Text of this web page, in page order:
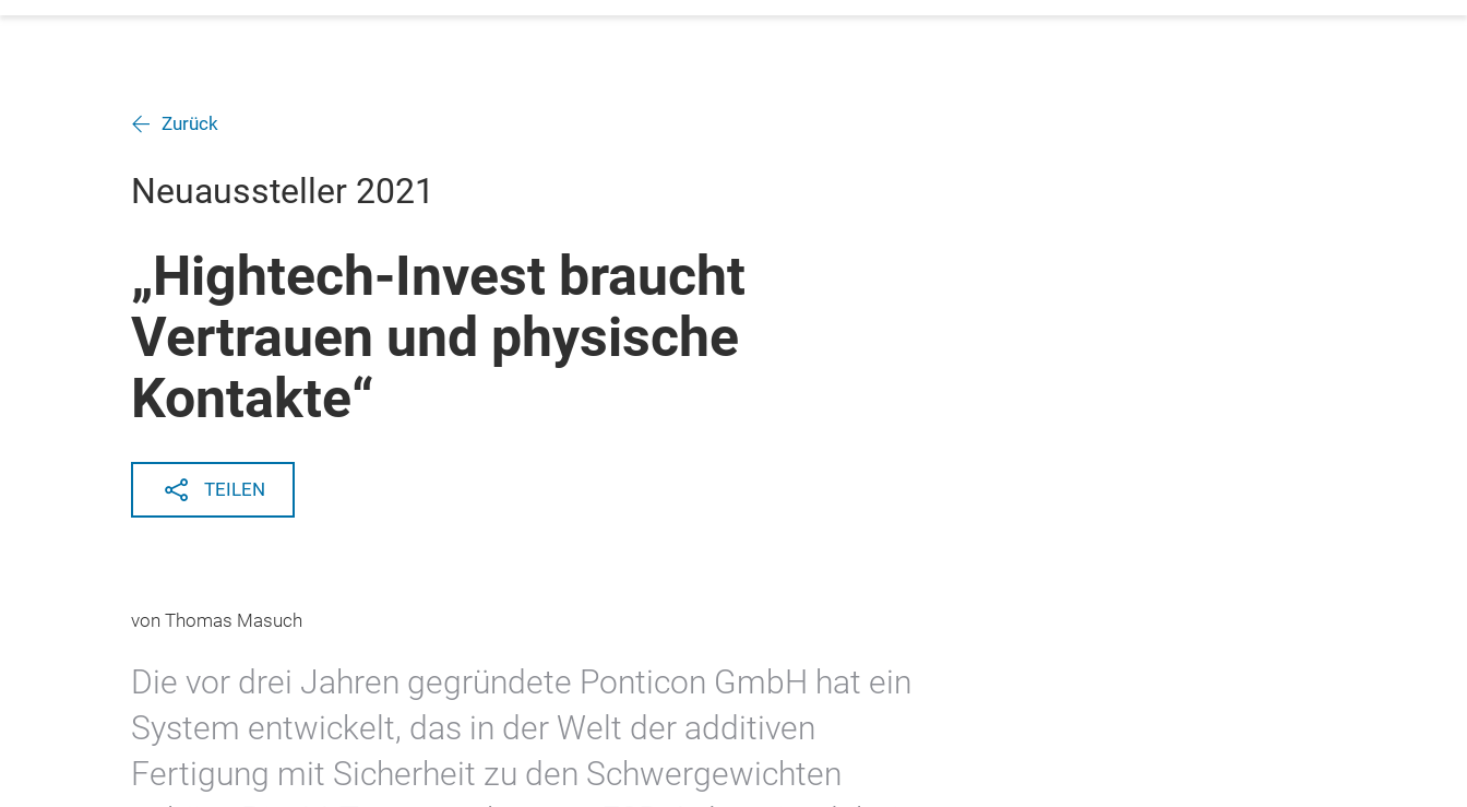
Zurück
Neuaussteller 2021
„Hightech-Invest braucht
Vertrauen und physische
Kontakte“
TEILEN
von Thomas Masuch
Die vor drei Jahren gegründete Ponticon GmbH hat ein
System entwickelt, das in der Welt der additiven
Fertigung mit Sicherheit zu den Schwergewichten